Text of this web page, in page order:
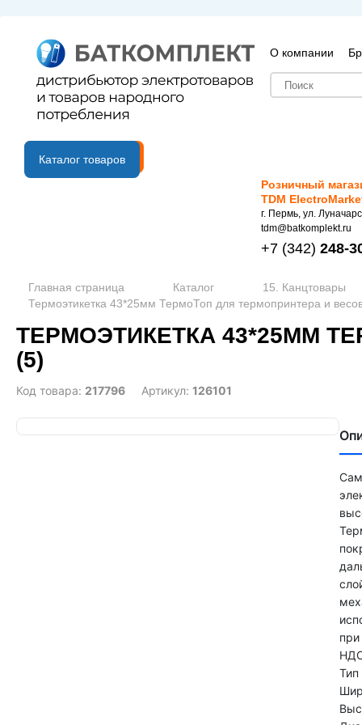
О компании
B2B портал
Каталог товаров
Розничный
TDM
г. Пермь, ул.
tdm@batkomplekt.ru
+7 (342) 248-
Главная страница Каталог
15. Канцтовары
Термоэтикетка 43*25мм ТермоТоп для термопринтера и
ТЕРМОЭТИКЕТКА 43*25ММ
(5)
Код товара: 217796 Артикул: 126101
Тип